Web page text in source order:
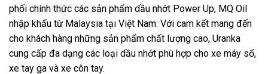
phối chính thức các sản phẩm dầu nhớt Power Up, MQ Oil
nhập khẩu từ Malaysia tại Việt Nam. Với cam kết mang đến
cho khách hàng những sản phẩm chất lượng cao, Uranka
cung cấp đa dạng các loại dầu nhớt phù hợp cho xe máy số,
xe tay ga và xe côn tay.